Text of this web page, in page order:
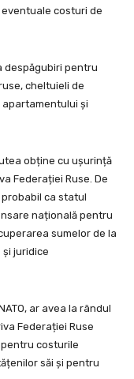
costuri de
despăgubiri pentru
cheltuieli de
și
obține cu ușurință
Federației Ruse. De
ca statul
națională pentru
sumelor de la
juridice
ar avea la rândul
Federației Ruse
costurile
săi și pentru